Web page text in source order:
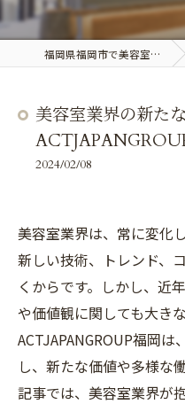
福岡県福岡市で美容室の求人ならACT JAPAN GROUP
美容室業界の新た
2024/02/08
美容室業界は、常に変化
新しい技術、トレンド、
くからです。しかし、近
や価値観に関しても大き
ACTJAPANGROUP福岡
し、新たな価値や多様な
記事では、美容室業界が